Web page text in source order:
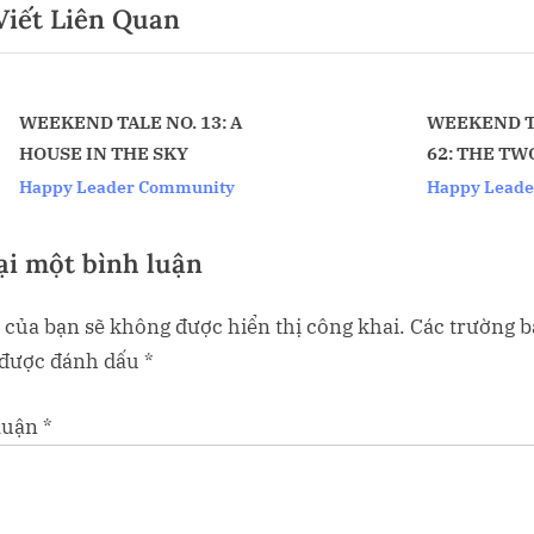
P
Liên Quan
WEEKEND TALE NO. 13: A
HOUSE IN THE SKY
Happy Leader Community
WEEKEND
62: THE TWO
Happy Leader
một bình luận
của bạn sẽ không được hiển thị công khai. Các trường
đánh dấu *
*